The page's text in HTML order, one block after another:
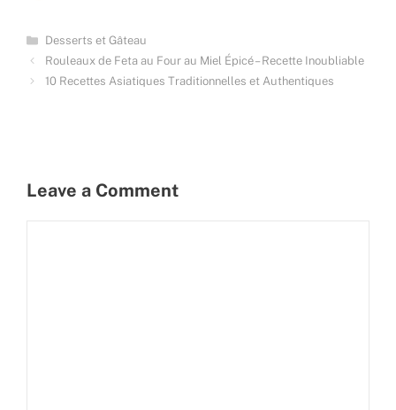
Categories
Desserts et Gâteau
Rouleaux de Feta au Four au Miel Épicé – Recette Inoubliable
10 Recettes Asiatiques Traditionnelles et Authentiques
Leave a Comment